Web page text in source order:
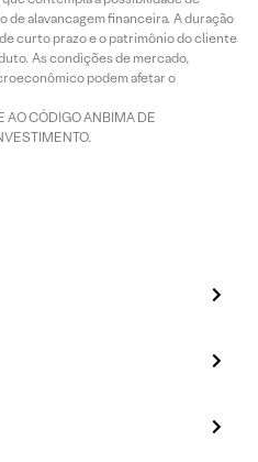
de alavancagem financeira. A duração
curto prazo e o patrimônio do cliente
As condições de mercado,
podem afetar o
AO CÓDIGO ANBIMA DE